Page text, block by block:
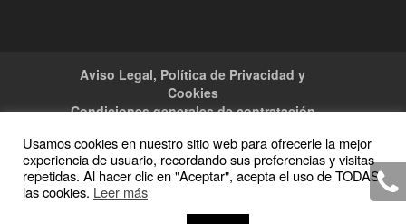
Aviso Legal, Política de Privacidad y
Cookies
Condiciones generales de contratación
Copyright · 2016 Armeria M y M · Todos los
Usamos cookies en nuestro sitio web para ofrecerle la mejor
experiencia de usuario, recordando sus preferencias y visitas
repetidas. Al hacer clic en "Aceptar", acepta el uso de TODAS
las cookies. Leer más